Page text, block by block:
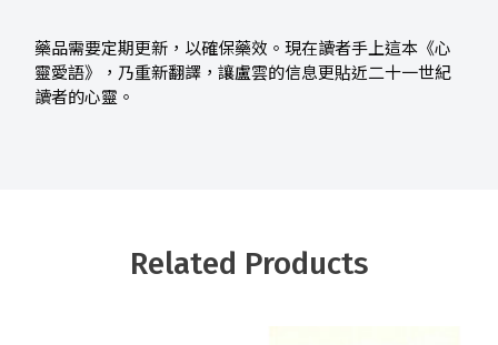
藥品需要定期更新，以確保藥效。現在讀者手上這本《心
靈愛語》，乃重新翻譯，讓盧雲的信息更貼近二十一世紀
讀者的心靈。
Related Products